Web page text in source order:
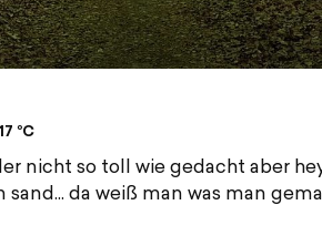
°C
nicht so toll wie gedacht aber
da weiß man was man